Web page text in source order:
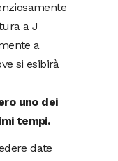
a J
a
si esibirà
uno dei
tempi.
date